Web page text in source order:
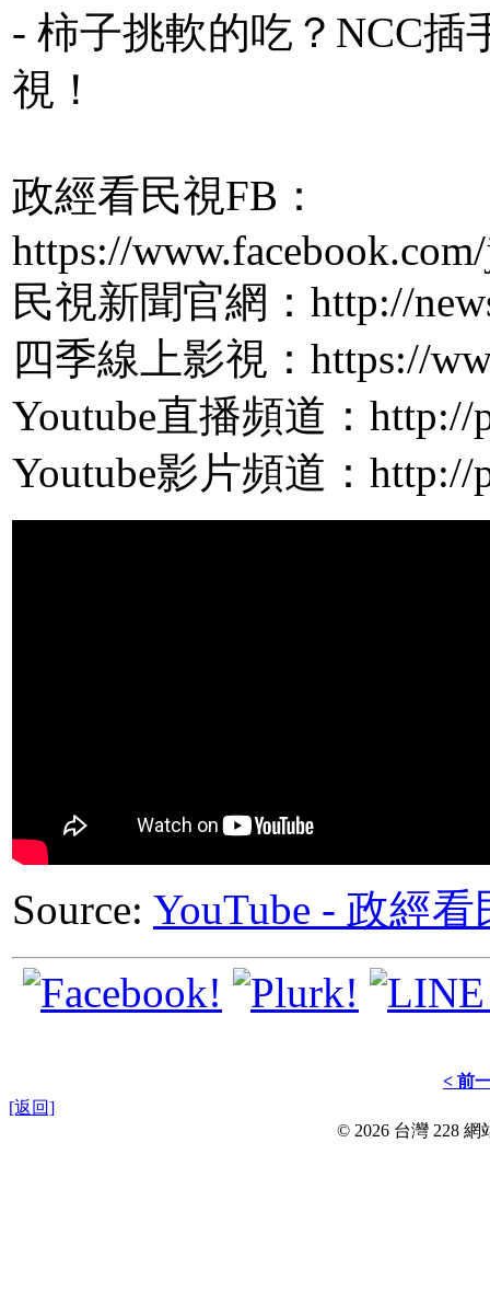
- 柿子挑軟的吃？NCC插
視！
政經看民視FB：
https://
民視新聞官網：http://
四季線上影視：https://
Youtube直播頻道：http://
Youtube影片頻道：http://
Source: YouTube - 政經
< 前
[返回]
© 2026 台灣 228 網